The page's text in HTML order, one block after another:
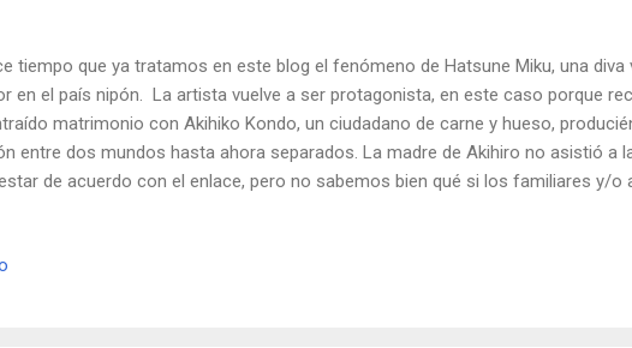
tiempo que ya tratamos en este blog el fenómeno de Hatsune Miku, una diva
en el país nipón. La artista vuelve a ser protagonista, en este caso porque
matrimonio con Akihiko Kondo, un ciudadano de carne y hueso,
entre dos mundos hasta ahora separados. La madre de Akihiro no asistió a
de acuerdo con el enlace, pero no sabemos bien qué si los familiares y/o
no registrados entre hombres de este mundo con sus waifus, es